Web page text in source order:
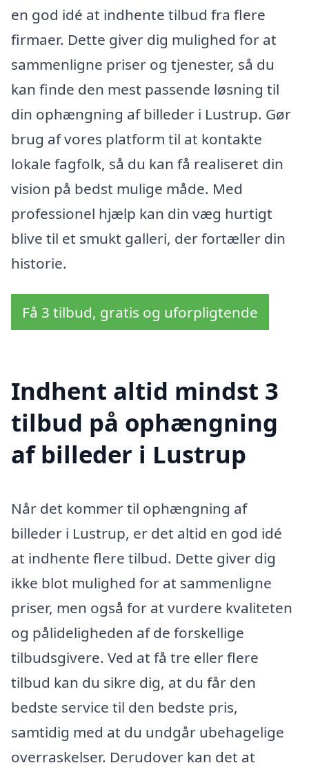
en god idé at indhente tilbud fra flere
firmaer. Dette giver dig mulighed for at
sammenligne priser og tjenester, så du
kan finde den mest passende løsning til
din ophængning af billeder i Lustrup. Gør
brug af vores platform til at kontakte
lokale fagfolk, så du kan få realiseret din
vision på bedst mulige måde. Med
professionel hjælp kan din væg hurtigt
blive til et smukt galleri, der fortæller din
historie.
Få 3 tilbud, gratis og uforpligtende
Indhent altid mindst 3
tilbud på ophængning
af billeder i Lustrup
Når det kommer til ophængning af
billeder i Lustrup, er det altid en god idé
at indhente flere tilbud. Dette giver dig
ikke blot mulighed for at sammenligne
priser, men også for at vurdere kvaliteten
og pålideligheden af de forskellige
tilbudsgivere. Ved at få tre eller flere
tilbud kan du sikre dig, at du får den
bedste service til den bedste pris,
samtidig med at du undgår ubehagelige
overraskelser. Derudover kan det at